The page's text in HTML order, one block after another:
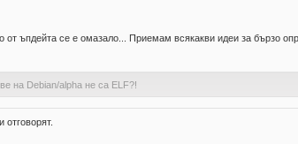
ъпдейта се е омазало... Приемам всякакви идеи за бързо
на Debian/alpha не са ELF?!